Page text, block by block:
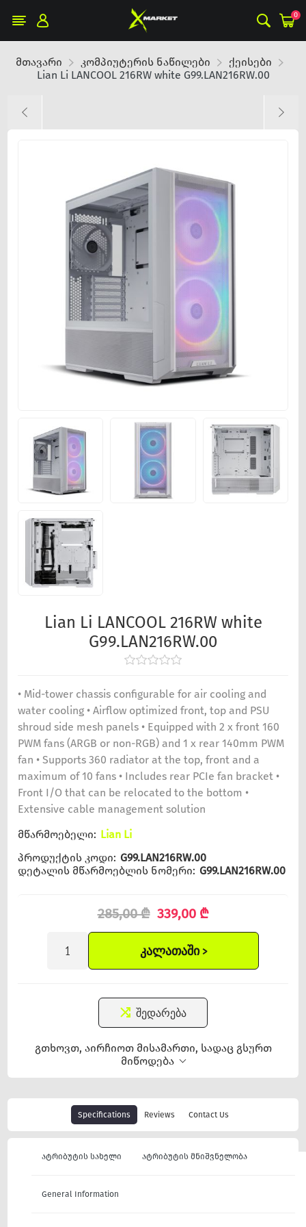
0
მთავარი კომპიუტერის ნაწილები
ქეისები
Lian Li LANCOOL 216RW white G99.LAN216RW.00
Lian Li LANCOOL 216RW white
G99.LAN216RW.00
• Mid-tower chassis configurable for air cooling and
water cooling • Airflow optimized front, top and PSU
shroud side mesh panels • Equipped with 2 x front 160
PWM fans (ARGB or non-RGB) and 1 x rear 140mm PWM
fan • Supports 360 radiator at the top, front and a
maximum of 10 fans • Includes rear PCIe fan bracket •
Front I/O that can be relocated to the bottom •
Extensive cable management solution
მწარმოებელი: Lian Li
პროდუქტის კოდი: G99.LAN216RW.00
დეტალის მწარმოებლის ნომერი: G99.LAN216RW.00
285,00 ₾ 339,00 ₾
ᲙᲐᲚᲐᲗᲐᲨᲘ >
შედარება
გთხოვთ, აირჩიოთ მისამართი, სადაც გსურთ
მიწოდება
Specifications Reviews Contact Us
ატრიბუტის სახელი ატრიბუტის მნიშვნელობა
General Information